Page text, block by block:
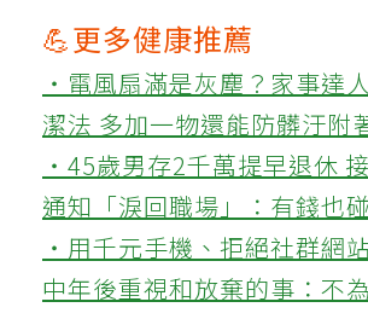
💪更多健康推薦
‧電風扇滿是灰塵？家事達
潔法 多加一物還能防髒汙附
‧45歲男存2千萬提早退休
通知「淚回職場」：有錢也
‧用千元手機、拒絕社群網
中年後重視和放棄的事：不